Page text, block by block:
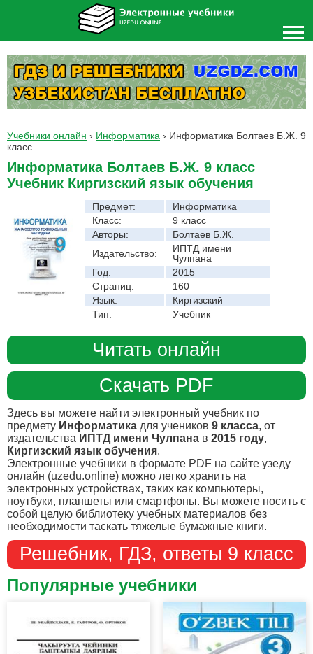
Учебники онлайн › Информатика › Информатика Болтаев Б.Ж. 9
класс
Информатика Болтаев Б.Ж. 9 класс
Учебник Киргизский язык обучения
Предмет:
Информатика
Класс:
9 класс
Авторы:
Болтаев Б.Ж.
Издательство:
ИПТД имени
Чулпана
Год:
2015
Страниц:
160
Язык:
Киргизский
Тип:
Учебник
Читать онлайн
Скачать PDF
Здесь вы можете найти электронный учебник по
предмету Информатика для учеников 9 класса, от
издательства ИПТД имени Чулпана в 2015 году,
Киргизский язык обучения.
Электронные учебники в формате PDF на сайте узеду
онлайн (uzedu.online) можно легко хранить на
электронных устройствах, таких как компьютеры,
ноутбуки, планшеты или смартфоны. Вы можете носить с
собой целую библиотеку учебных материалов без
необходимости таскать тяжелые бумажные книги.
Решебник, ГДЗ, ответы 9 класс
Популярные учебники